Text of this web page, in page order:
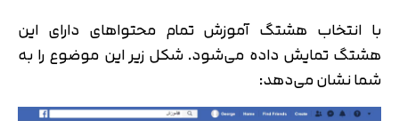
با انتخاب هشتگ آموزش تمام محتواهای دارای این
هشتگ تمایش داده می‌شود. شکل زیر این موضوع را به
شما نشان می‌دهد: